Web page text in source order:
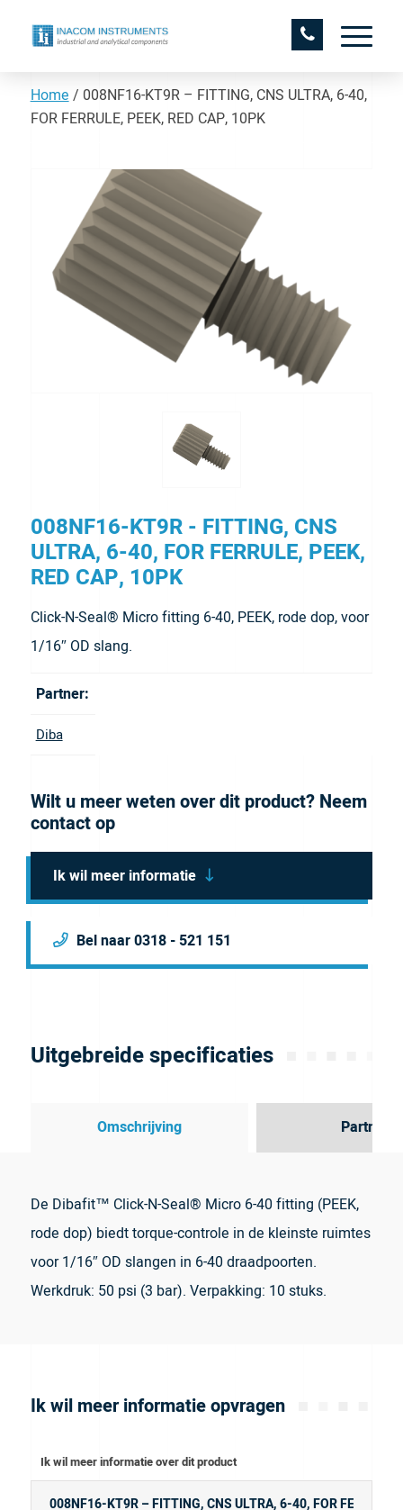
Home / 008NF16-KT9R – FITTING, CNS ULTRA, 6-40,
FOR FERRULE, PEEK, RED CAP, 10PK
008NF16-KT9R - FITTING, CNS
ULTRA, 6-40, FOR FERRULE, PEEK,
RED CAP, 10PK
Click-N-Seal® Micro fitting 6-40, PEEK, rode dop, voor
1/16″ OD slang.
Partner:
Diba
Wilt u meer weten over dit product? Neem
contact op
Ik wil meer informatie
Bel naar 0318 - 521 151
Uitgebreide specificaties
Omschrijving Partner
De Dibafit™ Click-N-Seal® Micro 6-40 fitting (PEEK,
rode dop) biedt torque-controle in de kleinste ruimtes
voor 1/16″ OD slangen in 6-40 draadpoorten.
Werkdruk: 50 psi (3 bar). Verpakking: 10 stuks.
Ik wil meer informatie opvragen
Ik wil meer informatie over dit product